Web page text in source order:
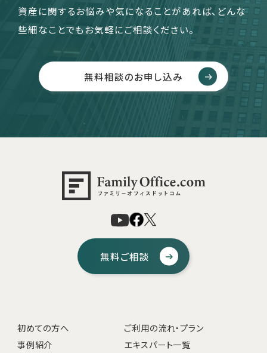
資産に関するお悩みや気になることがあれば、どんな
些細なことでもお気軽にご相談ください。
無料相談のお申し込み
無料ご相談
初めての方へ
ご利用の流れ・プラン
事例紹介
エキスパート一覧